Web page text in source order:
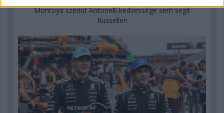
Montoya szerint Antonelli kedvessége sem segít
Russellen